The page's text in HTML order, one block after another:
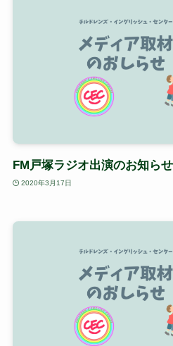
FM戸塚ラジオ出演のお知らせ
2020年3月17日